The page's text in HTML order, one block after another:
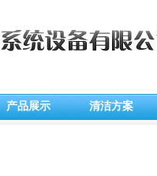
产品展示 清洁方案